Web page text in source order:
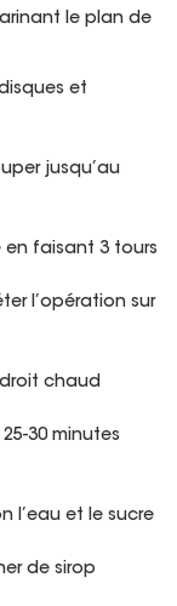
le plan de
et
jusqu’au
en faisant 3 tours
l’opération sur
chaud
30 minutes
l’eau et le sucre
de sirop